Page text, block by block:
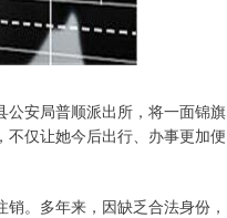
公安局普顺派出所，将一面锦旗
仅让她今后出行、办事更加便
。多年来，因缺乏合法身份，
4694.44 43.13 0.93%